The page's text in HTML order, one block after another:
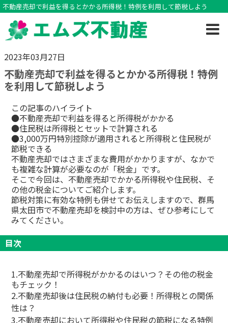
不動産売却で利益を得るとかかる所得税！特例を利用して節税しよう
2023年03月27日
不動産売却で利益を得るとかかる所得税！特例
を利用して節税しよう
この記事のハイライト
●不動産売却で利益を得ると所得税がかかる
●住民税は所得税とセットで計算される
●3,000万円特別控除が適用されると所得税と住民税が
節税できる
不動産売却ではさまざまな費用がかかりますが、なかで
も複雑な計算が必要なのが「税金」です。
そこで今回は、不動産売却でかかる所得税や住民税、そ
の他の税金についてご紹介します。
節税対策に有効な特例も併せてお伝えしますので、群馬
県太田市で不動産売却を検討中の方は、ぜひ参考にして
みてください。
目次
1.不動産売却で所得税がかかるのはいつ？その他の税金
もチェック！
2.不動産売却後は住民税の納付も必要！所得税との関係
性は？
3.不動産売却において所得税や住民税の節税になる特例